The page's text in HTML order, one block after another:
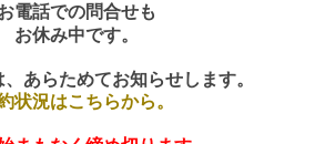
電話での問合せも
お休み中です。
あらためてお知らせします。
状況はこちらから。